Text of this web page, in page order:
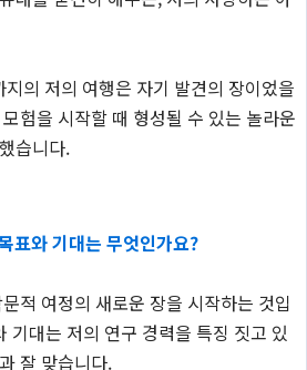
의 저의 여행은 자기 발견의 장이었을
험을 시작할 때 형성될 수 있는 놀라운
습니다.
표와 기대는 무엇인가요?
적 여정의 새로운 장을 시작하는 것입
기대는 저의 연구 경력을 특징 짓고 있
잘 맞습니다.